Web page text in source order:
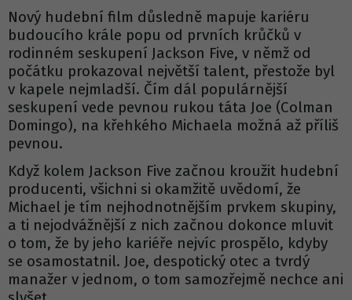
Nový hudební film důsledně mapuje kariéru
budoucího krále popu od prvních krůčků v
rodinném seskupení Jackson Five, v němž od
počátku prokazoval největší talent, přestože byl
v kapele nejmladší. Čím dál populárnější
seskupení vede pevnou rukou táta Joe (Colman
Domingo), na křehkého Michaela možná až příliš
pevnou.
Když kolem Jackson Five začnou kroužit hudební
producenti, všichni si okamžitě uvědomí, že
Michael je tím nejhodnotnějším prvkem skupiny,
a ti nejodvážnější z nich začnou dokonce mluvit
o tom, že by jeho kariéře nejvíc prospělo, kdyby
se osamostatnil. Joe, despotický otec a tvrdý
manažer v jednom, o tom samozřejmě nechce ani